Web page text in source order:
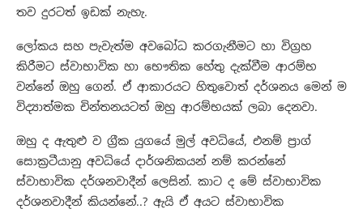
තව දුරටත් ඉඩක් නැහැ.
ලෝකය සහ පැවැත්ම අවබෝධ කරගැනීමට හා විග්‍රහ
කිරීමට ස්වාභාවික හා භෞතික හේතු දැක්වීම ආරම්භ
වන්නේ ඔහු ගෙන්. ඒ ආකාරයට හිතුවොත් දර්ශනය මෙන් ම
විද්‍යාත්මක චින්තනයටත් ඔහු ආරම්භයක් ලබා දෙනවා.
ඔහු ද ඇතුළු ව ග්‍රීක යුගයේ මුල් අවධියේ, එනම් ප්‍රාග්
සොක්‍රටීයානු අවධියේ දාර්ශනිකයන් නම් කරන්නේ
ස්වාභාවික දර්ශනවාදීන් ලෙසින්. කාට ද මේ ස්වාභාවික
දර්ශනවාදීන් කියන්නේ..? ඇයි ඒ අයට ස්වාභාවික